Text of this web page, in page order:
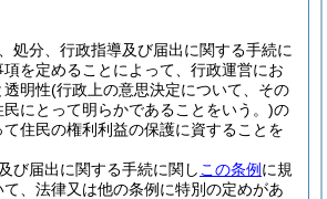
処分、行政指導及び届出に関する手続に
を定めることによって、行政運営にお
透明性(行政上の意思決定について、その
にとって明らかであることをいう。)の
住民の権利利益の保護に資することを
び届出に関する手続に関し この条例 に規
、法律又は他の条例に特別の定めがあ